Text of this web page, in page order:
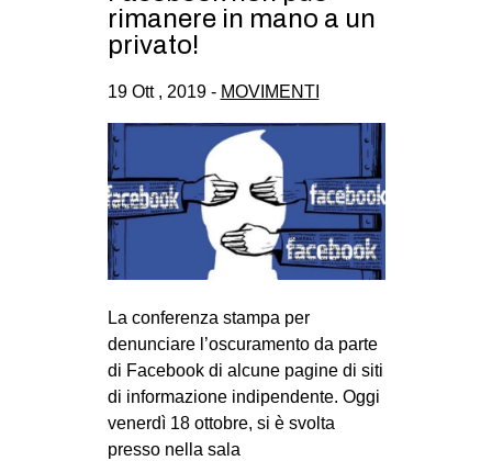
rimanere in mano a un
privato!
19 Ott , 2019 - MOVIMENTI
La conferenza stampa per
denunciare l’oscuramento da parte
di Facebook di alcune pagine di siti
di informazione indipendente. Oggi
venerdì 18 ottobre, si è svolta
presso nella sala